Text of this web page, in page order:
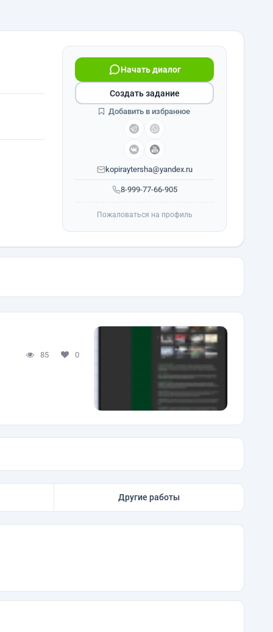
8-999-77-66-905
Начать диалог
kopiraytersha@yandex.ru
Создать задание
Добавить в избранное
Пожаловаться на профиль
85 0
Другие работы